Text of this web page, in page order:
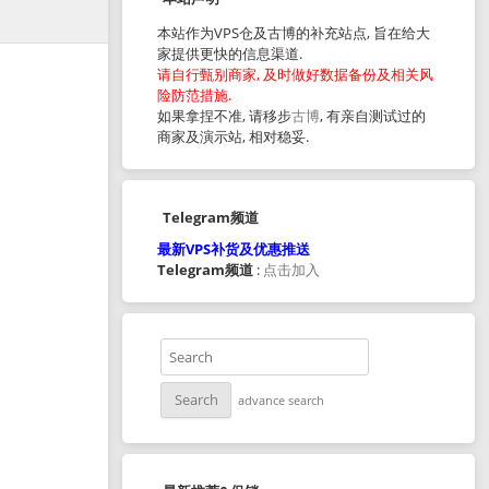
本站作为VPS仓及古博的补充站点, 旨在给大
家提供更快的信息渠道.
请自行甄别商家, 及时做好数据备份及相关风
险防范措施.
如果拿捏不准, 请移步古博, 有亲自测试过的
商家及演示站, 相对稳妥.
Telegram频道
最新VPS补货及优惠推送
Telegram频道 : 点击加入
advance search